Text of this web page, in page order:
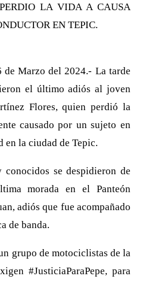
LA VIDA A CAUSA
EN TEPIC.
de Marzo del 2024.- La tarde
el último adiós al joven
Flores, quien perdió la
causado por un sujeto en
en la ciudad de Tepic.
conocidos se despidieron de
morada en el Panteón
adiós que fue acompañado
de banda.
grupo de motociclistas de la
#JusticiaParaPepe, para